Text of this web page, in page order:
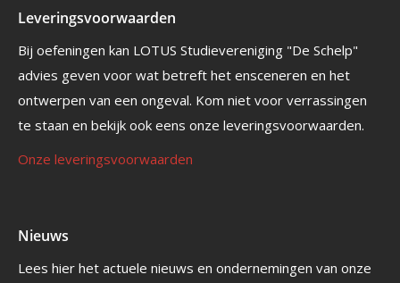
Leveringsvoorwaarden
Bij oefeningen kan LOTUS Studievereniging "De Schelp"
advies geven voor wat betreft het ensceneren en het
ontwerpen van een ongeval. Kom niet voor verrassingen
te staan en bekijk ook eens onze leveringsvoorwaarden.
Onze leveringsvoorwaarden
Nieuws
Lees hier het actuele nieuws en ondernemingen van onze